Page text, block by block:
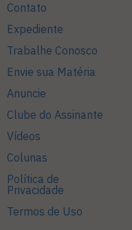
Contato
Expediente
Trabalhe Conosco
Envie sua Matéria
Anuncie
Clube do Assinante
Vídeos
Colunas
Política de
Privacidade
Termos de Uso